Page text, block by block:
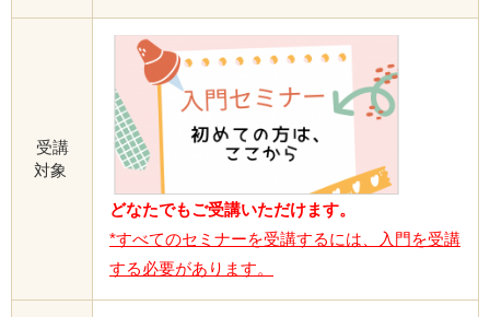
受講
対象
どなたでもご受講いただけます。
*すべてのセミナーを受講するには、入門を受講
する必要があります。